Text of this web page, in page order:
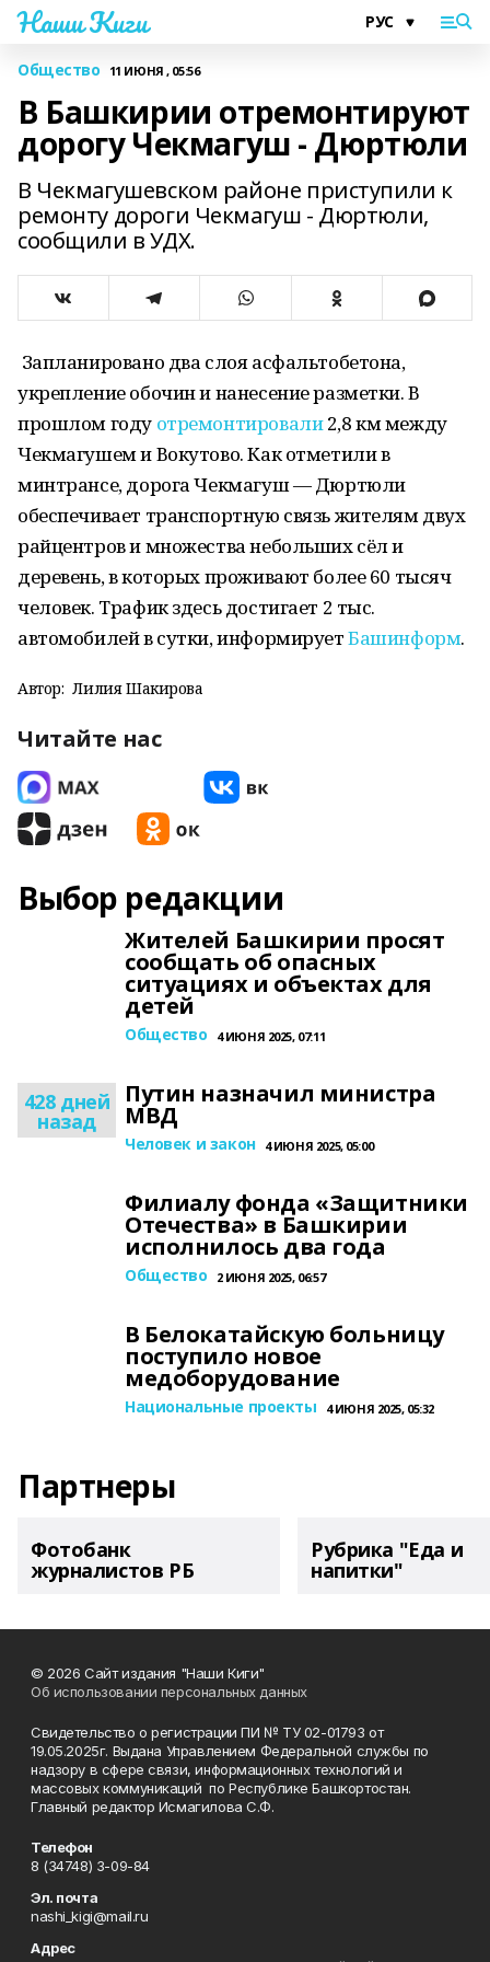
Наши Киги
Общество 11 ИЮНЯ , 05:56
В Башкирии отремонтируют
дорогу Чекмагуш - Дюртюли
В Чекмагушевском районе приступили к
ремонту дороги Чекмагуш - Дюртюли,
сообщили в УДХ.
Запланировано два слоя асфальтобетона,
укрепление обочин и нанесение разметки. В
прошлом году отремонтировали2,8 км между
Чекмагушем и Вокутово. Как отметили в
минтрансе, дорога Чекмагуш — Дюртюли
обеспечивает транспортную связь жителям двух
райцентров и множества небольших сёл и
деревень, в которых проживают более 60 тысяч
человек. Трафик здесь достигает 2 тыс.
автомобилей в сутки, информируетБашинформ.
Автор: Лилия Шакирова
Читайте нас
Выбор редакции
Жителей Башкирии просят
сообщать об опасных
ситуациях и объектах для
детей
Общество 4 ИЮНЯ 2025, 07:11
428 дней
назад
Путин назначил министра
МВД
Человек и закон 4 ИЮНЯ 2025, 05:00
Филиалу фонда «Защитники
Отечества» в Башкирии
исполнилось два года
Общество 2 ИЮНЯ 2025, 06:57
В Белокатайскую больницу
поступило новое
медоборудование
Национальные проекты 4 ИЮНЯ 2025, 05:32
Партнеры
Фотобанк
журналистов РБ
Рубрика "Еда и
напитки"
© 2026 Сайт издания "Наши Киги"
Об использовании персональных данных
Свидетельство о регистрации ПИ № ТУ 02-01793 от
19.05.2025г. Выдана Управлением Федеральной службы по
надзору в сфере связи, информационных технологий и
массовых коммуникаций по Республике Башкортостан.
Главный редактор Исмагилова С.Ф.
Телефон
8 (34748) 3-09-84
Эл. почта
nashi_kigi@mail.ru
Адрес